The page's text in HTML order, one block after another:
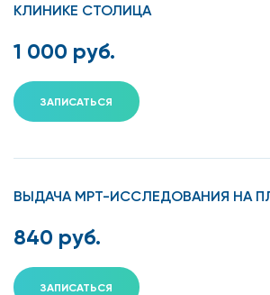
КЛИНИКЕ СТОЛИЦА
1 000 руб.
ЗАПИСАТЬСЯ
ВЫДАЧА МРТ-ИССЛЕДОВАНИЯ НА
840 руб.
ЗАПИСАТЬСЯ